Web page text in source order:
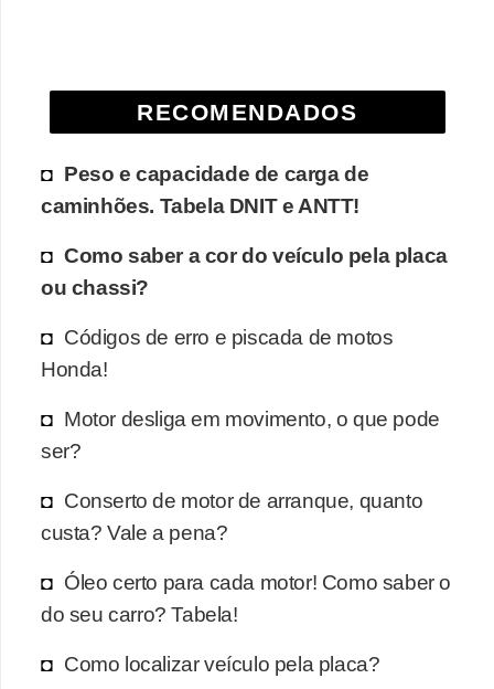
RECOMENDADOS
Peso e capacidade de carga de
caminhões. Tabela DNIT e ANTT!
Como saber a cor do veículo pela placa
ou chassi?
Códigos de erro e piscada de motos
Honda!
Motor desliga em movimento, o que pode
ser?
Conserto de motor de arranque, quanto
custa? Vale a pena?
Óleo certo para cada motor! Como saber o
do seu carro? Tabela!
Como localizar veículo pela placa?
f
o
a
d
C
o
m
r
a
r
c
r
r
o